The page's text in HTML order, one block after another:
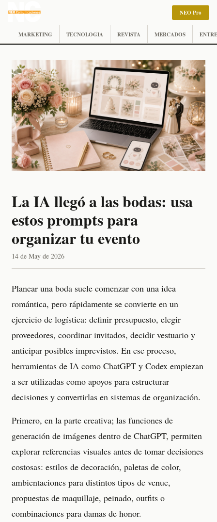
NEO Pro
MARKETING TECNOLOGIA REVISTA MERCADOS
La IA llegó a las bodas: usa
estos prompts para
organizar tu evento
14 de May de 2026
Planear una boda suele comenzar con una idea
romántica, pero rápidamente se convierte en un
ejercicio de logística: definir presupuesto, elegir
proveedores, coordinar invitados, decidir vestuario y
anticipar posibles imprevistos. En ese proceso,
herramientas de IA como ChatGPT y Codex empiezan
a ser utilizadas como apoyos para estructurar
decisiones y convertirlas en sistemas de organización.
Primero, en la parte creativa; las funciones de
generación de imágenes dentro de ChatGPT, permiten
explorar referencias visuales antes de tomar decisiones
costosas: estilos de decoración, paletas de color,
ambientaciones para distintos tipos de venue,
propuestas de maquillaje, peinado, outfits o
combinaciones para damas de honor.